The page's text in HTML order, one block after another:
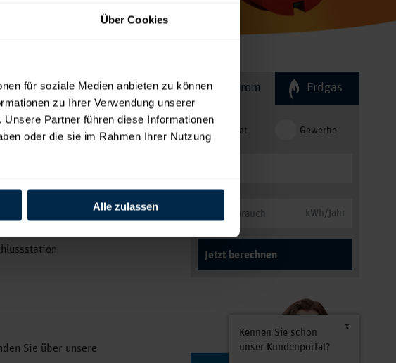
Über Cookies
für soziale Medien anbieten zu können
zu Ihrer Verwendung unserer
Partner führen diese Informationen
oder die sie im Rahmen Ihrer Nutzung
Alle zulassen
Kennen Sie schon
unser Kundenportal?
wird
Damit sorgen
die Sie benötigen.
an Ihrer
Sie über unsere
Strom Erdgas
Privat Gewerbe
kWh/Jahr
Jetzt berechnen